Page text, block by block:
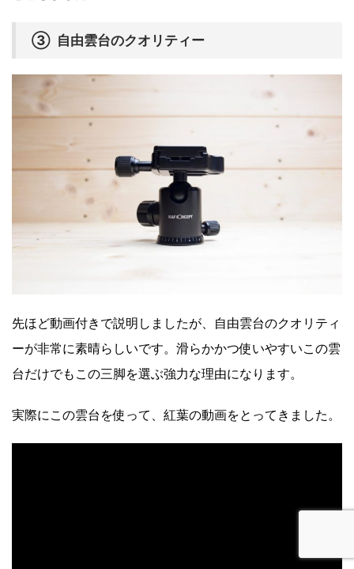
③ 自由雲台のクオリティー
先ほど動画付きで説明しましたが、自由雲台のクオリティ
ーが非常に素晴らしいです。滑らかかつ使いやすいこの雲
台だけでもこの三脚を選ぶ強力な理由になります。
実際にこの雲台を使って、紅葉の動画をとってきました。